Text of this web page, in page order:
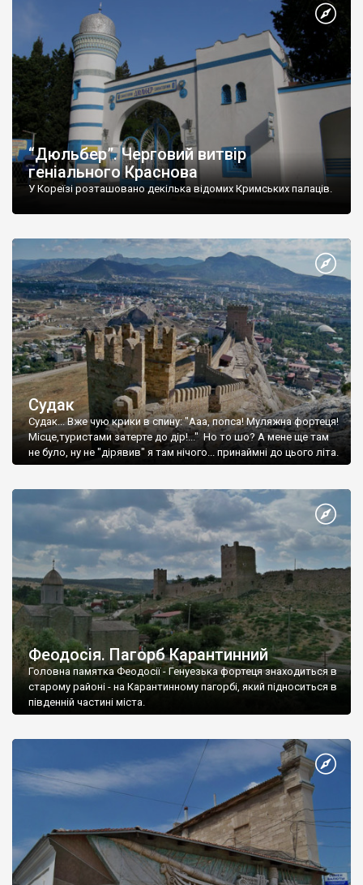
“Дюльбер”. Черговий витвір
геніального Краснова
У Кореїзі розташовано декілька відомих Кримських палаців.
Судак
Судак... Вже чую крики в спину: "Ааа, попса! Муляжна фортеця!
Місце,туристами затерте до дір!..." Но то шо? А мене ще там
не було, ну не "дірявив" я там нічого... принаймні до цього літа.
Феодосія. Пагорб Карантинний
Головна памятка Феодосії - Генуезька фортеця знаходиться в
старому районі - на Карантинному пагорбі, який підноситься в
південній частині міста.